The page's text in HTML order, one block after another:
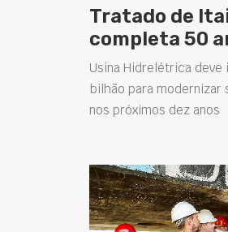
Tratado de
completa 50
Usina Hidrelétrica deve
bilhão para modernizar
nos próximos dez anos